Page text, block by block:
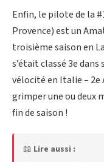
Enfin, le pilote de la
Provence) est un
troisième saison en
s’était classé 3e dans
vélocité en Italie – 2e
grimper une ou deux
fin de saison !
📖 Lire aussi :